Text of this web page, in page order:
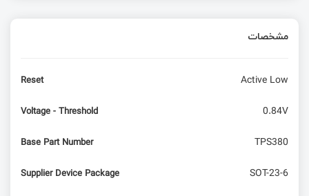
مشخصات
Reset Active Low
Voltage - Threshold 0.84V
Base Part Number TPS380
Supplier Device Package SOT-23-6